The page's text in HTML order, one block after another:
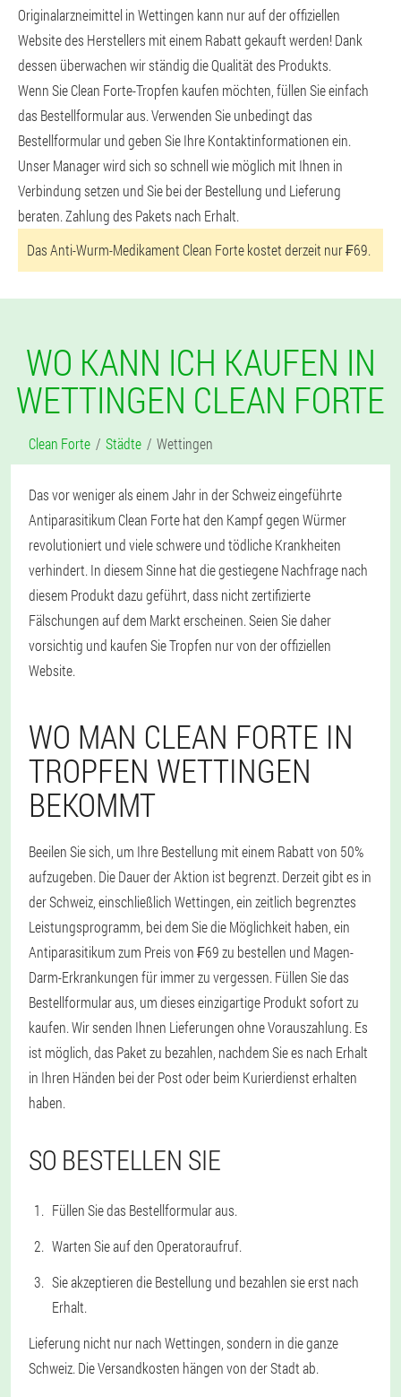
Originalarzneimittel in Wettingen kann nur auf der offiziellen
Website des Herstellers mit einem Rabatt gekauft werden! Dank
dessen überwachen wir ständig die Qualität des Produkts.
Wenn Sie Clean Forte-Tropfen kaufen möchten, füllen Sie einfach
das Bestellformular aus. Verwenden Sie unbedingt das
Bestellformular und geben Sie Ihre Kontaktinformationen ein.
Unser Manager wird sich so schnell wie möglich mit Ihnen in
Verbindung setzen und Sie bei der Bestellung und Lieferung
beraten. Zahlung des Pakets nach Erhalt.
Das Anti-Wurm-Medikament Clean Forte kostet derzeit nur ₣69.
WO KANN ICH KAUFEN IN
WETTINGEN CLEAN FORTE
Clean Forte Städte Wettingen
Das vor weniger als einem Jahr in der Schweiz eingeführte
Antiparasitikum Clean Forte hat den Kampf gegen Würmer
revolutioniert und viele schwere und tödliche Krankheiten
verhindert. In diesem Sinne hat die gestiegene Nachfrage nach
diesem Produkt dazu geführt, dass nicht zertifizierte
Fälschungen auf dem Markt erscheinen. Seien Sie daher
vorsichtig und kaufen Sie Tropfen nur von der offiziellen
Website.
WO MAN CLEAN FORTE IN
TROPFEN WETTINGEN
BEKOMMT
Beeilen Sie sich, um Ihre Bestellung mit einem Rabatt von 50%
aufzugeben. Die Dauer der Aktion ist begrenzt. Derzeit gibt es in
der Schweiz, einschließlich Wettingen, ein zeitlich begrenztes
Leistungsprogramm, bei dem Sie die Möglichkeit haben, ein
Antiparasitikum zum Preis von ₣69 zu bestellen und Magen-
Darm-Erkrankungen für immer zu vergessen. Füllen Sie das
Bestellformular aus, um dieses einzigartige Produkt sofort zu
kaufen. Wir senden Ihnen Lieferungen ohne Vorauszahlung. Es
ist möglich, das Paket zu bezahlen, nachdem Sie es nach Erhalt
in Ihren Händen bei der Post oder beim Kurierdienst erhalten
haben.
SO BESTELLEN SIE
Füllen Sie das Bestellformular aus.
Warten Sie auf den Operatoraufruf.
Sie akzeptieren die Bestellung und bezahlen sie erst nach
Erhalt.
Lieferung nicht nur nach Wettingen, sondern in die ganze
Schweiz. Die Versandkosten hängen von der Stadt ab.